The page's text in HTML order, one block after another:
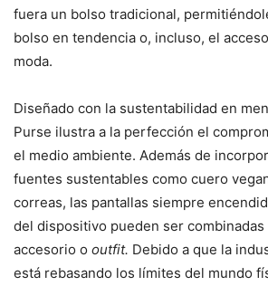
fuera un bolso tradicional,
bolso en tendencia o, incluso, el
moda.
Diseñado con la sustentabilidad en
Purse ilustra a la perfección el
el medio ambiente. Además de
fuentes sustentables como cuero
correas, las pantallas siempre
del dispositivo pueden ser
accesorio o outfit. Debido a que la
está rebasando los límites del mundo